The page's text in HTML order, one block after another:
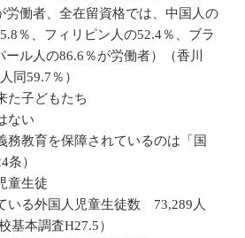
労働者、全在留資格では、中国人の
％、フィリピン人の52.4％、ブラ
ル人の86.6％が労働者）（香川
同59.7％）
た子どもたち
ない
務教育を保障されているのは「国
条）
童生徒
いる外国人児童生徒数 73,289人
本調査H27.5）